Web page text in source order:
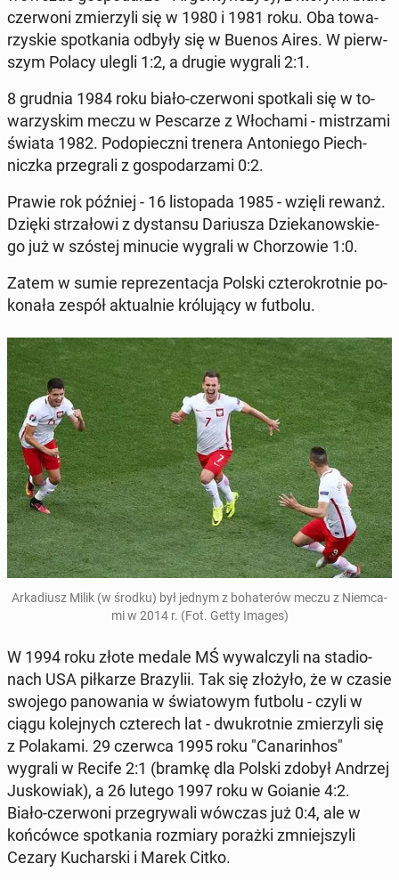
czer­wo­ni zmie­rzy­li się w 1980 i 1981 roku. Oba to­wa­
rzy­skie spo­tka­nia odbyły się w Buenos Aires. W pierw­
szym Polacy ulegli 1:2, a drugie wygrali 2:1.
8 grudnia 1984 roku biało-czer­wo­ni spo­tka­li się w to­
wa­rzy­skim meczu w Pe­sca­rze z Wło­cha­mi - mi­strza­mi
świata 1982. Pod­opiecz­ni trenera An­to­nie­go Piech­
nicz­ka prze­gra­li z go­spo­da­rza­mi 0:2.
Prawie rok później - 16 li­sto­pa­da 1985 - wzięli rewanż.
Dzięki strza­ło­wi z dy­stan­su Da­riu­sza Dzie­ka­now­skie­
go już w szóstej minucie wygrali w Cho­rzo­wie 1:0.
Zatem w sumie re­pre­zen­ta­cja Polski czte­ro­krot­nie po­
ko­na­ła zespół ak­tu­al­nie kró­lu­ją­cy w futbolu.
Ar­ka­diusz Milik (w środku) był jednym z bo­ha­te­rów meczu z Niem­ca­
mi w 2014 r. (Fot. Getty Images)
W 1994 roku złote medale MŚ wy­wal­czy­li na sta­dio­
nach USA pił­ka­rze Bra­zy­lii. Tak się złożyło, że w czasie
swojego pa­no­wa­nia w świa­to­wym futbolu - czyli w
ciągu ko­lej­nych czte­rech lat - dwu­krot­nie zmie­rzy­li się
z Po­la­ka­mi. 29 czerwca 1995 roku "Ca­na­rin­hos"
wygrali w Recife 2:1 (bramkę dla Polski zdobył Andrzej
Ju­sko­wiak), a 26 lutego 1997 roku w Goianie 4:2.
Biało-czer­wo­ni prze­gry­wa­li wówczas już 0:4, ale w
koń­ców­ce spo­tka­nia roz­mia­ry porażki zmniej­szy­li
Cezary Ku­char­ski i Marek Citko.